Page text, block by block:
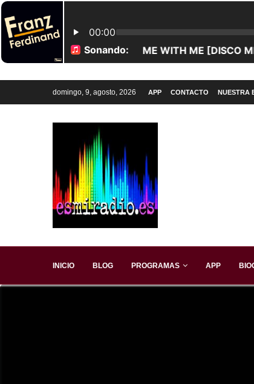
domingo, 9, agosto, 2026 APP CONTACTO NUESTRA
INICIO BLOG PROGRAMAS APP